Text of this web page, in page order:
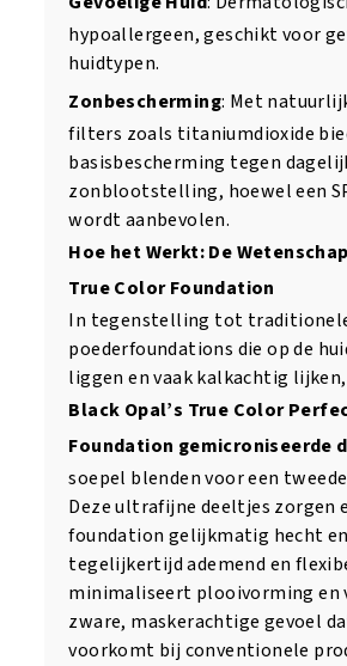
hypoallergeen, geschikt voor
huidtypen.
Zonbescherming: Met
filters zoals titaniumdioxide
basisbescherming tegen
zonblootstelling, hoewel een
wordt aanbevolen.
Hoe het Werkt: De
True Color Foundation
In tegenstelling tot
poederfoundations die op de
liggen en vaak kalkachtig
Black Opal’s True Color
Foundation gemicroniseerde
soepel blenden voor een
Deze ultrafijne deeltjes zorgen
foundation gelijkmatig hecht en
tegelijkertijd ademend en
minimaliseert plooivorming en
zware, maskerachtige gevoel
voorkomt bij conventionele